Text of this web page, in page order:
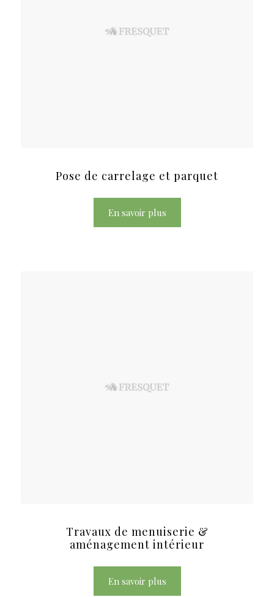
Pose de carrelage et parquet
En savoir plus
Travaux de menuiserie &
aménagement intérieur
En savoir plus